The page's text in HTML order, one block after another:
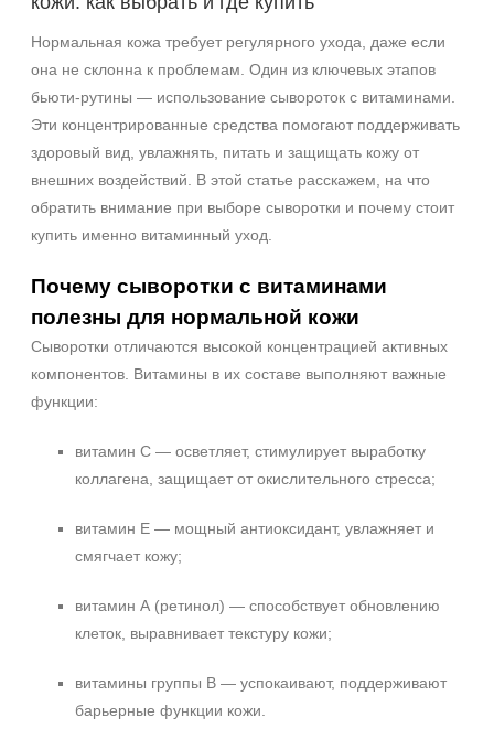
Показать еще
Возраст
Любой возраст
Любой возраст (от 18 лет)
После 20
Показать еще
Акне
Воспаление
Показать еще
Применение
После пилинга
Нормальная кожа требует регулярного ухода, даже если
она не склонна к проблемам. Один из ключевых этапов
бьюти‑рутины — использование сывороток с витаминами.
Эти концентрированные средства помогают поддерживать
здоровый вид, увлажнять, питать и защищать кожу от
внешних воздействий. В этой статье расскажем, на что
обратить внимание при выборе сыворотки и почему стоит
купить именно витаминный уход.
Почему сыворотки с витаминами
полезны для нормальной кожи
Сыворотки отличаются высокой концентрацией активных
компонентов. Витамины в их составе выполняют важные
функции:
витамин С — осветляет, стимулирует выработку
коллагена, защищает от окислительного стресса;
витамин Е — мощный антиоксидант, увлажняет и
смягчает кожу;
витамин А (ретинол) — способствует обновлению
клеток, выравнивает текстуру кожи;
витамины группы В — успокаивают, поддерживают
барьерные функции кожи.